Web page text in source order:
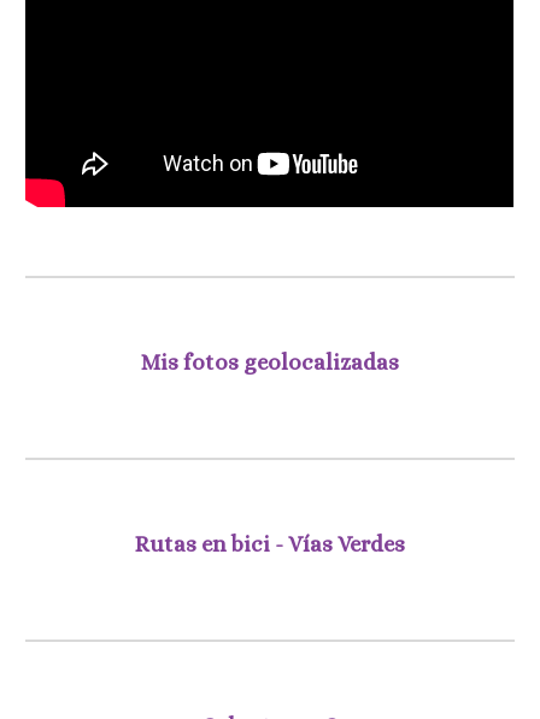
Mis fotos geolocalizadas
Rutas en bici - Vías Verdes